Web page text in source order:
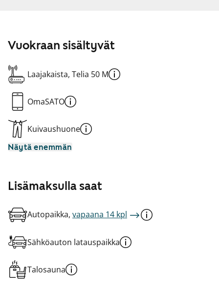
Vuokraan sisältyvät
Laajakaista, Telia 50 M
OmaSATO
Kuivaushuone
Näytä enemmän
Lisämaksulla saat
Autopaikka, vapaana 14 kpl
Sähköauton latauspaikka
Talosauna